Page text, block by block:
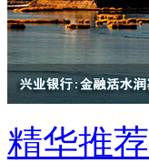
精华推荐